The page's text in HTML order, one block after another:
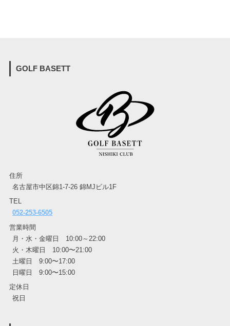
GOLF BASETT
住所
名古屋市中区錦1-7-26 錦MJビル1F
TEL
052-253-6505
営業時間
月・水・金曜日 10:00～22:00
火・木曜日 10:00〜21:00
土曜日 9:00〜17:00
日曜日 9:00〜15:00
定休日
祝日